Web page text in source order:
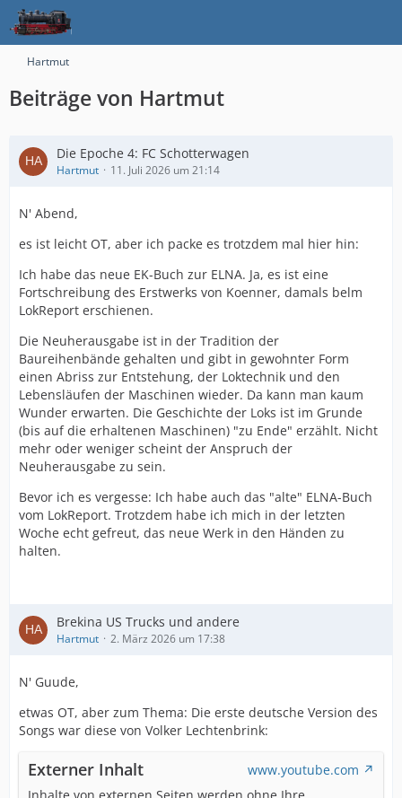
Hartmut
Beiträge von Hartmut
Die Epoche 4: FC Schotterwagen
Hartmut 11. Juli 2026 um 21:14
N' Abend,
es ist leicht OT, aber ich packe es trotzdem mal hier hin:
Ich habe das neue EK-Buch zur ELNA. Ja, es ist eine
Fortschreibung des Erstwerks von Koenner, damals belm
LokReport erschienen.
Die Neuherausgabe ist in der Tradition der
Baureihenbände gehalten und gibt in gewohnter Form
einen Abriss zur Entstehung, der Loktechnik und den
Lebensläufen der Maschinen wieder. Da kann man kaum
Wunder erwarten. Die Geschichte der Loks ist im Grunde
(bis auf die erhaltenen Maschinen) "zu Ende" erzählt. Nicht
mehr oder weniger scheint der Anspruch der
Neuherausgabe zu sein.
Bevor ich es vergesse: Ich habe auch das "alte" ELNA-Buch
vom LokReport. Trotzdem habe ich mich in der letzten
Woche echt gefreut, das neue Werk in den Händen zu
halten.
Brekina US Trucks und andere
Hartmut 2. März 2026 um 17:38
N' Guude,
etwas OT, aber zum Thema: Die erste deutsche Version des
Songs war diese von Volker Lechtenbrink:
Externer Inhalt
www.youtube.com